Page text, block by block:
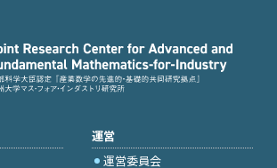
運営
運営委員会